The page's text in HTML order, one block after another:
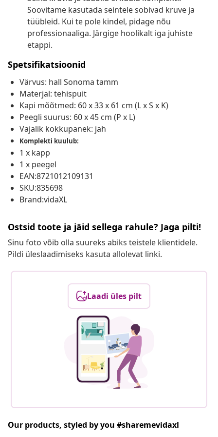
Soovitame kasutada seintele sobivad kruve ja
tüübleid. Kui te pole kindel, pidage nõu
professionaaliga. Järgige hoolikalt iga juhiste
etappi.
Spetsifikatsioonid
Värvus: hall Sonoma tamm
Materjal: tehispuit
Kapi mõõtmed: 60 x 33 x 61 cm (L x S x K)
Peegli suurus: 60 x 45 cm (P x L)
Vajalik kokkupanek: jah
Komplekti kuulub:
1 x kapp
1 x peegel
EAN:8721012109131
SKU:835698
Brand:vidaXL
Ostsid toote ja jäid sellega rahule? Jaga pilti!
Sinu foto võib olla suureks abiks teistele klientidele.
Pildi üleslaadimiseks kasuta allolevat linki.
Laadi üles pilt
Our products, styled by you #sharemevidaxl